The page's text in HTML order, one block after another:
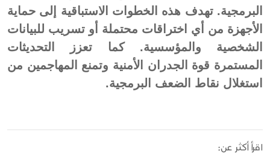
البرمجية. تهدف هذه الخطوات الاستباقية إلى حماية
الأجهزة من أي اختراقات محتملة أو تسريب للبيانات
الشخصية والمؤسسية. كما تعزز التحديثات
المستمرة قوة الجدران الأمنية وتمنع المهاجمين من
استغلال نقاط الضعف البرمجية.
اقرأ أكثر عن: